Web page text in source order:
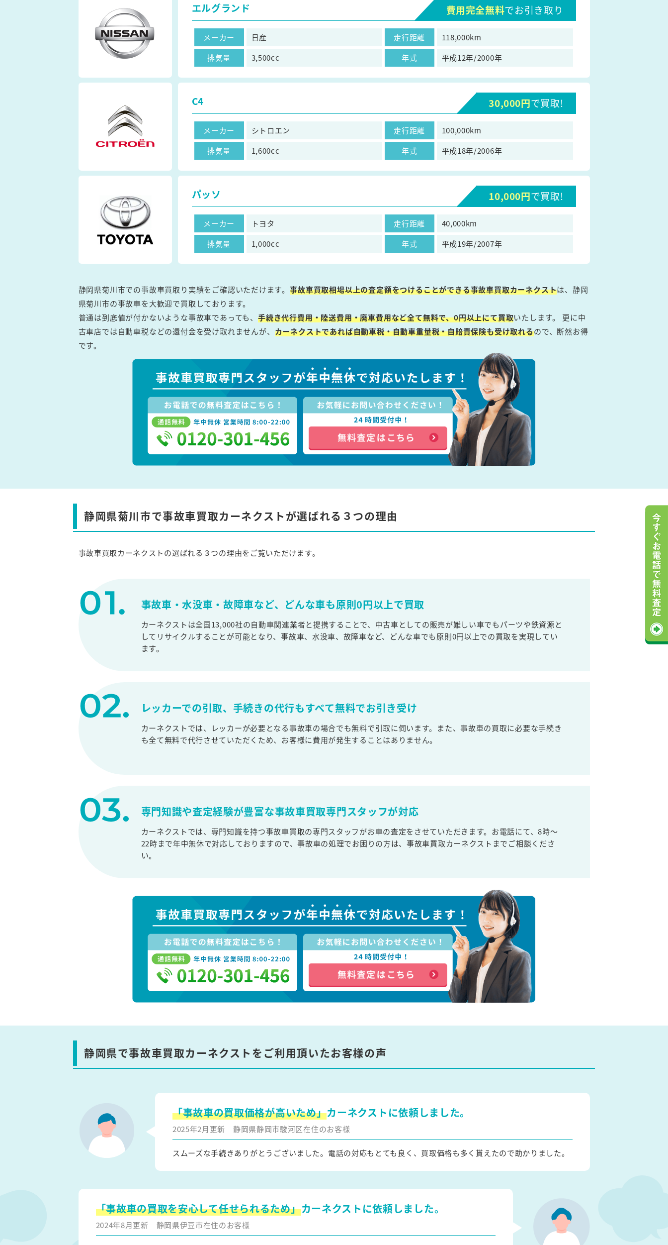
エルグランド 費用完全無料でお引き取り
メーカー 日産 走行距離
118,000km
排気量
3,500cc 年式 平成12年/2000年
C4 30,000円で買取!
メーカー シトロエン 走行距離
100,000km
排気量
1,600cc 年式 平成18年/2006年
パッソ 10,000円で買取!
メーカー トヨタ 走行距離
40,000km
排気量
1,000cc 年式 平成19年/2007年
静岡県菊川市での事故車買取り実績をご確認いただけます。事故車買取相場以上の査定額をつけることができる事故車買取カーネクストは、静岡
県菊川市の事故車を大歓迎で買取しております。
普通は到底値が付かないような事故車であっても、 手続き代行費用・陸送費用・廃車費用など全て無料で、0円以上にて買取いたします。 更に中
古車店では自動車税などの還付金を受け取れませんが、 カーネクストであれば自動車税・自動車重量税・自賠責保険も受け取れるので、断然お得
です。
静岡県菊川市で事故車買取カーネクストが選ばれる３つの理由
事故車買取カーネクストの選ばれる３つの理由をご覧いただけます。
事故車・水没車・故障車など、どんな車も原則0円以上で買取
カーネクストは全国13,000社の自動車関連業者と提携することで、中古車としての販売が難しい車でもパーツや鉄資源と
してリサイクルすることが可能となり、事故車、水没車、故障車など、どんな車でも原則0円以上での買取を実現してい
ます。
レッカーでの引取、手続きの代行もすべて無料でお引き受け
カーネクストでは、レッカーが必要となる事故車の場合でも無料で引取に伺います。また、事故車の買取に必要な手続き
も全て無料で代行させていただくため、お客様に費用が発生することはありません。
専門知識や査定経験が豊富な事故車買取専門スタッフが対応
カーネクストでは、専門知識を持つ事故車買取の専門スタッフがお車の査定をさせていただきます。お電話にて、8時～
22時まで年中無休で対応しておりますので、事故車の処理でお困りの方は、事故車買取カーネクストまでご相談くださ
い。
静岡県で事故車買取カーネクストをご利用頂いたお客様の声
「事故車の買取価格が高いため」カーネクストに依頼しました。
2025年2月更新 静岡県静岡市駿河区在住のお客様
スムーズな手続きありがとうございました。電話の対応もとても良く、買取価格も多く貰えたので助かりました。
「事故車の買取を安心して任せられるため」カーネクストに依頼しました。
2024年8月更新 静岡県伊豆市在住のお客様